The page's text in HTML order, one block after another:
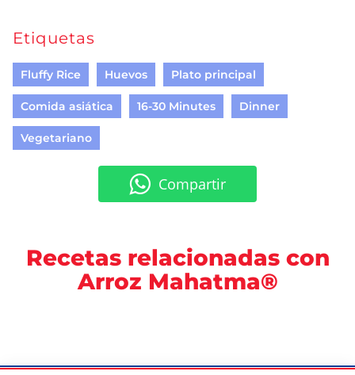
Etiquetas
Fluffy Rice Huevos Plato principal
Comida asiática 16-30 Minutes Dinner
Vegetariano
Compartir
Recetas relacionadas con
Arroz Mahatma®